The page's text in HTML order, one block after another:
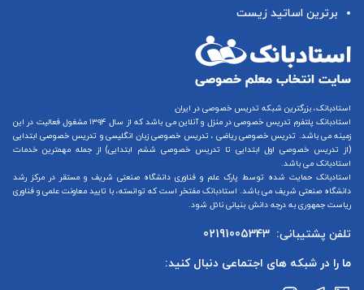
برترین اساتید زیست
استادبانک، بزرگترین شبکه تدریس خصوصی در ایران
استادبانک پلتفرم تدریس خصوصی در منزل و آنلاین
می باشد که از سال ۱۳۹۴ مشغول فعالیت در این
زمینه می باشد. تدریس خصوصی ریاضی ، تدریس خصوصی زبان انگلیسیو تدریس خصوصی ابتدایی
(از تدریس خصوصی اول ابتدایی تا تدریس خصوصی ششم ابتدایی) از جمله مهمترین خدمات
استادبانک می باشد.
استادبانک حمایت شده توسط پارک علم و فناوری دانشگاه صنعتی شریف و مستقر در مرکز رشد
دانشگاه صنعتی شریف می باشد. استادبانک مفتخر است که توانسته، با تایید معاونت علمی و فناوری
ریاست جمهوری به درجه دانش بنیانی نائل شود.
تلفن پشتیبانی: 02191005343
ما را در شبکه های اجتماعی دنبال کنید: